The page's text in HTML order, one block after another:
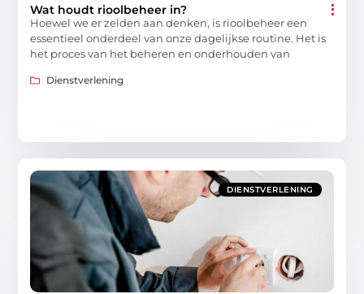
Wat houdt rioolbeheer in?
Hoewel we er zelden aan denken, is rioolbeheer een
essentieel onderdeel van onze dagelijkse routine. Het is
het proces van het beheren en onderhouden van
Dienstverlening
DIENSTVERLENING